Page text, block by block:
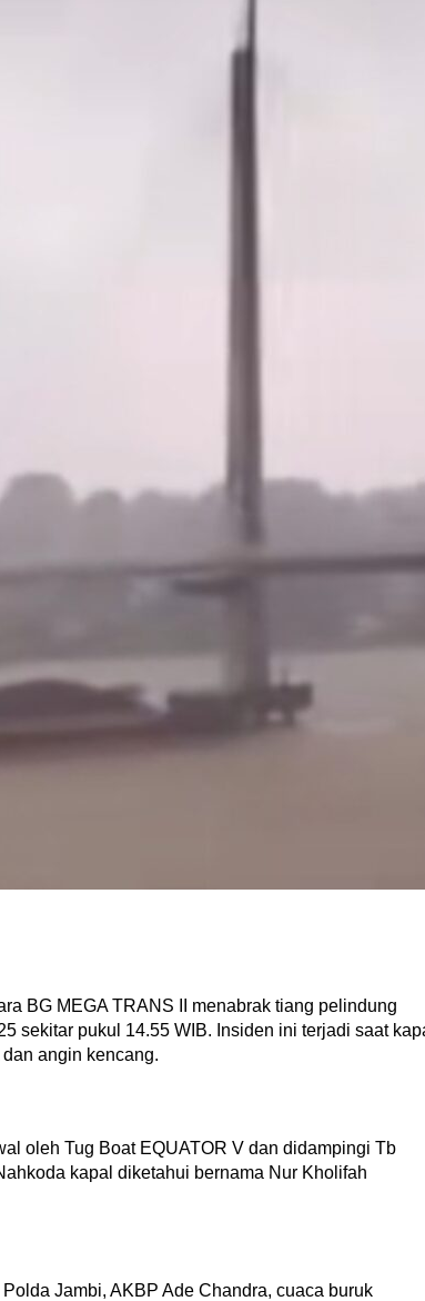
BG MEGA TRANS II menabrak tiang pelindung
sekitar pukul 14.55 WIB. Insiden ini terjadi saat
angin kencang.
oleh Tug Boat EQUATOR V dan didampingi Tb
kapal diketahui bernama Nur Kholifah
Jambi, AKBP Ade Chandra, cuaca buruk